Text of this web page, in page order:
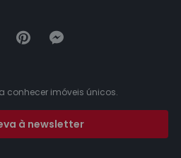
conhecer imóveis únicos.
à newsletter